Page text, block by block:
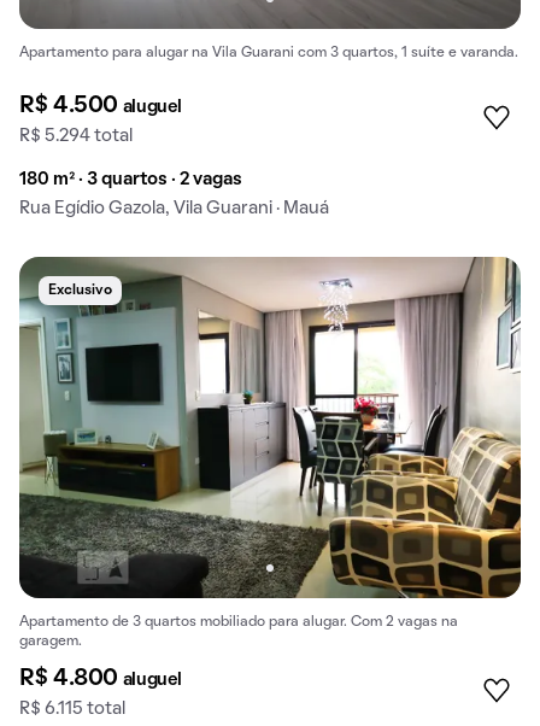
Apartamento para alugar na Vila Guarani com 3 quartos, 1 suíte e varanda.
R$ 4.500 aluguel
R$ 5.294 total
180 m² · 3 quartos · 2 vagas
Rua Egídio Gazola, Vila Guarani · Mauá
Exclusivo
Apartamento de 3 quartos mobiliado para alugar. Com 2 vagas na
garagem.
R$ 4.800 aluguel
R$ 6.115 total